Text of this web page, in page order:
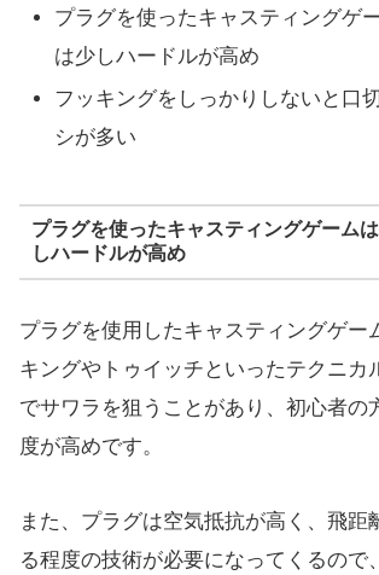
プラグを使ったキャスティングゲ
は少しハードルが高め
フッキングをしっかりしないと口
シが多い
プラグを使ったキャスティングゲーム
しハードルが高め
プラグを使用したキャスティングゲー
キングやトゥイッチといったテクニカ
でサワラを狙うことがあり、初心者の
度が高めです。
また、プラグは空気抵抗が高く、飛距
る程度の技術が必要になってくるので